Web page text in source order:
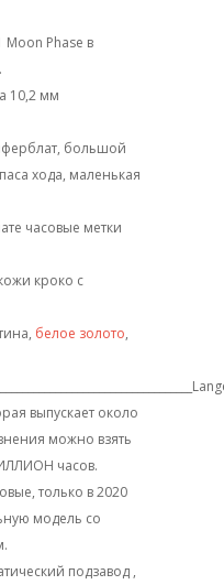
Phase в
10,2 мм
большой
хода, маленькая
часовые метки
кроко с
белое золото,
выпускает около
можно взять
часов.
только в 2020
модель со
подзавод ,